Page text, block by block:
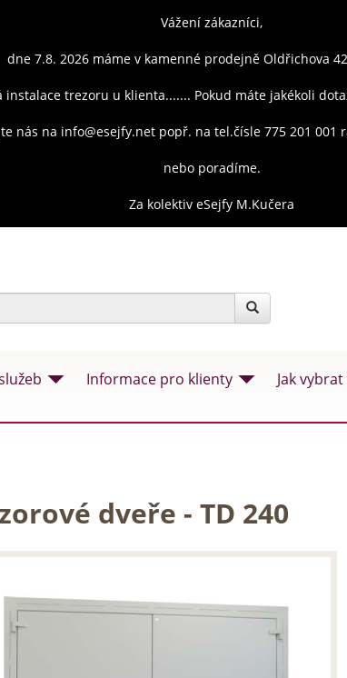
Vážení zákazníci,
dne 7.8. 2026 máme v kamenné prodejně Oldřichova
instalace trezoru u klienta....... Pokud máte jakékoli
nás na info@esejfy.net popř. na tel.čísle 775 201 001
nebo poradíme.
Za kolektiv eSejfy M.Kučera
Informace pro klienty Jak
dveře - TD 240